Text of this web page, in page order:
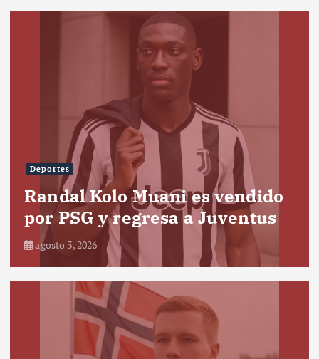
Deportes
Randal Kolo Muani es vendido
por PSG y regresa a Juventus
agosto 3, 2026